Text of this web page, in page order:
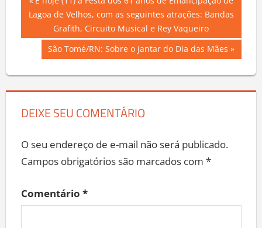
Navegação
Post
Previous
Post:
É hoje (11) a Festa dos 61 anos de Emancipação de
Lagoa de Velhos, com as seguintes atrações: Bandas
Grafith, Circuito Musical e Rey Vaqueiro
Next
São Tomé/RN: Sobre o jantar do Dia das Mães
DEIXE SEU COMENTÁRIO
O seu endereço de e-mail não será publicado.
Campos obrigatórios são marcados com *
Comentário *